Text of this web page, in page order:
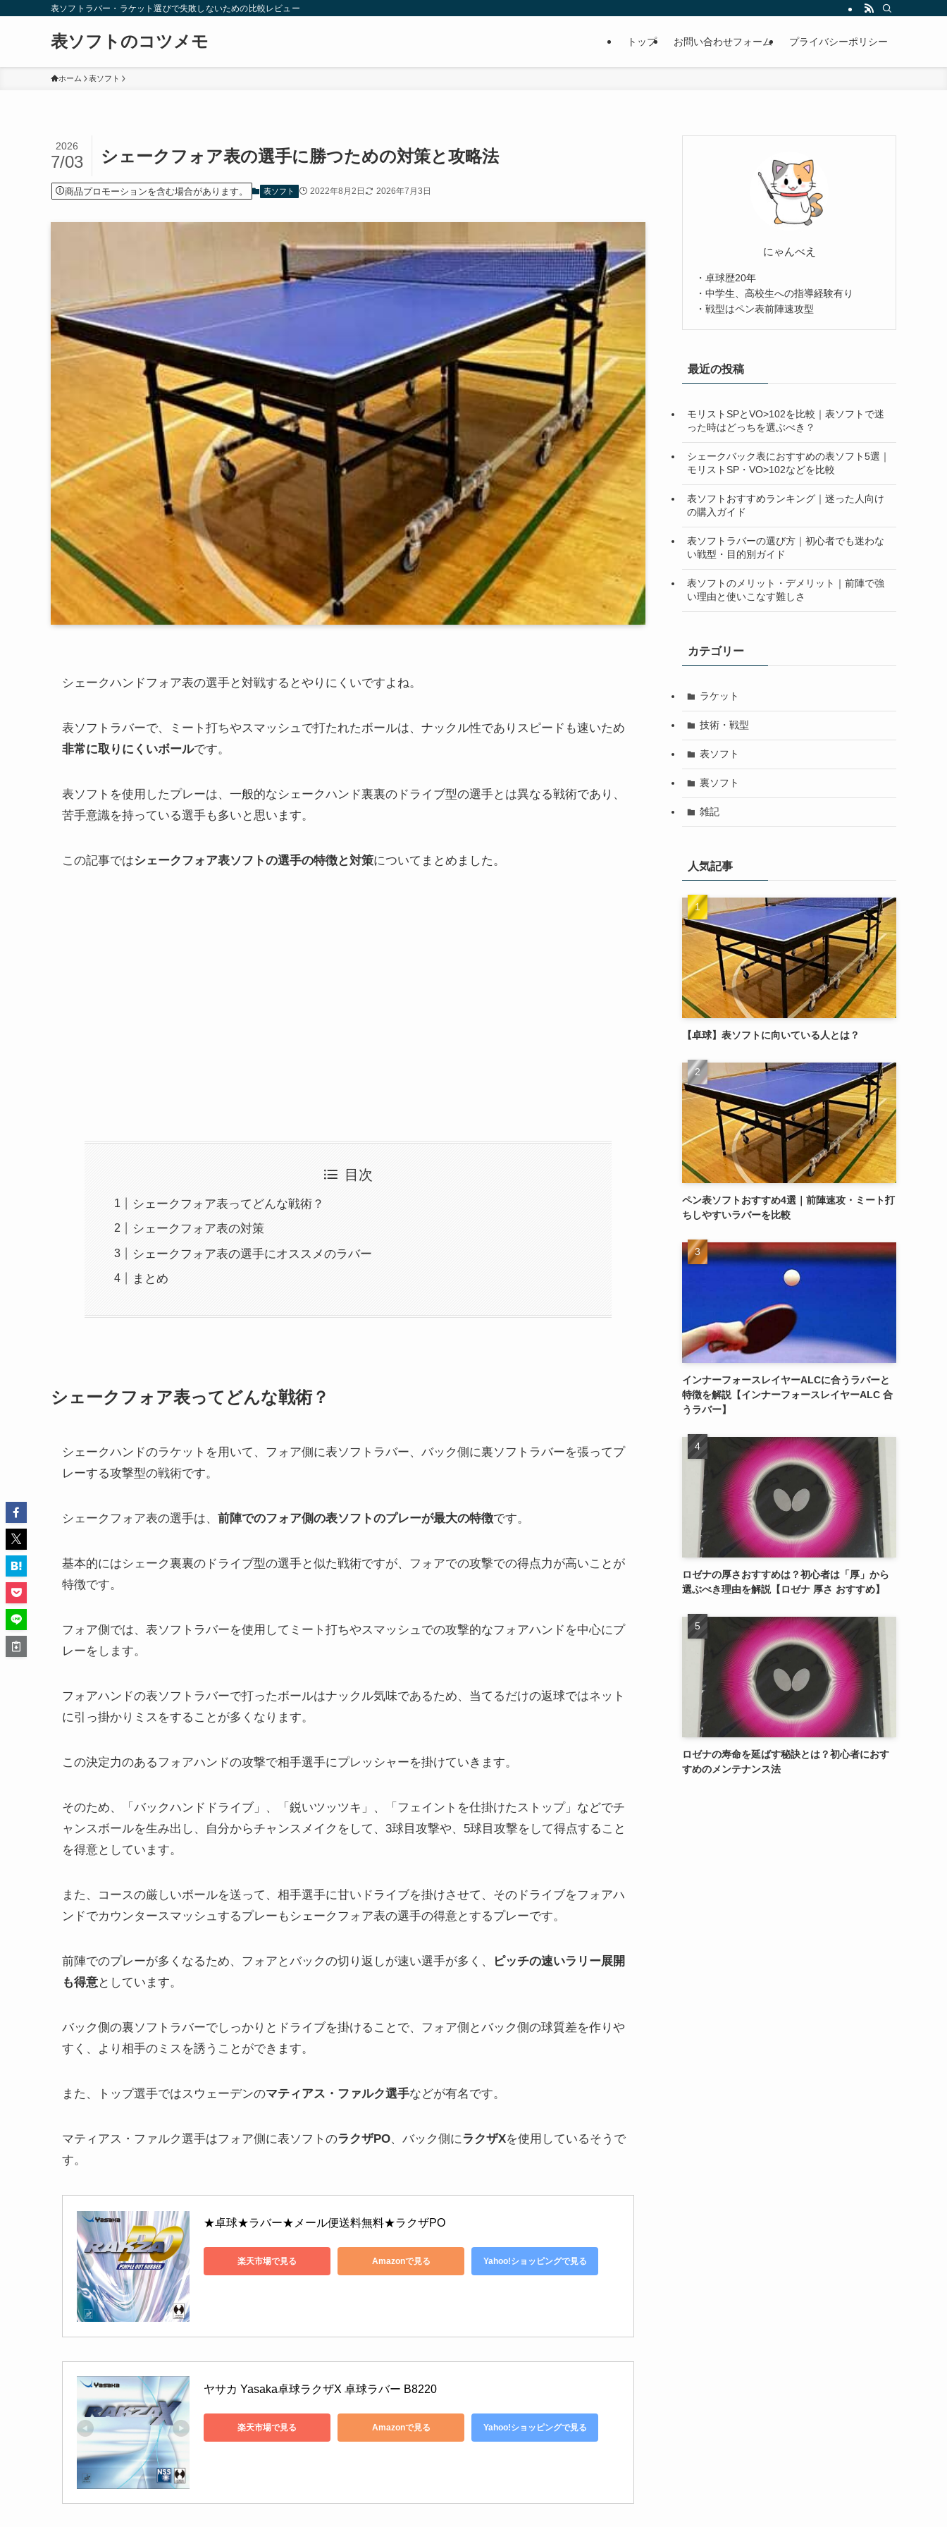
表ソフトラバー・ラケット選びで失敗しないための比較レビュー
表ソフトのコツメモ トップ お問い合わせフォーム プライバシーポリシー
ホーム 表ソフト
シェークフォア表の選手に勝つための対策と攻略法
2026
7/03
商品プロモーションを含む場合があります。 表ソフト 2022年8月2日 2026年7月3日
シェークハンドフォア表の選手と対戦するとやりにくいですよね。
表ソフトラバーで、ミート打ちやスマッシュで打たれたボールは、ナックル性でありスピードも速いため
非常に取りにくいボールです。
表ソフトを使用したプレーは、一般的なシェークハンド裏裏のドライブ型の選手とは異なる戦術であり、
苦手意識を持っている選手も多いと思います。
この記事ではシェークフォア表ソフトの選手の特徴と対策についてまとめました。
目次
シェークフォア表ってどんな戦術？
シェークフォア表の対策
シェークフォア表の選手にオススメのラバー
まとめ
シェークフォア表ってどんな戦術？
シェークハンドのラケットを用いて、フォア側に表ソフトラバー、バック側に裏ソフトラバーを張ってプ
レーする攻撃型の戦術です。
シェークフォア表の選手は、 前陣でのフォア側の表ソフトのプレーが最大の特徴です。
基本的にはシェーク裏裏のドライブ型の選手と似た戦術ですが、 フォアでの攻撃での得点力が高いことが
特徴です。
フォア側では、表ソフトラバーを使用してミート打ちやスマッシュでの攻撃的なフォアハンドを中心にプ
レーをします。
フォアハンドの表ソフトラバーで打ったボールはナックル気味であるため、当てるだけの返球ではネット
に引っ掛かりミスをすることが多くなります。
この決定力のあるフォアハンドの攻撃で相手選手にプレッシャーを掛けていきます。
そのため、「バックハンドドライブ」、「鋭いツッツキ」、「フェイントを仕掛けたストップ」などでチ
ャンスボールを生み出し、
自分からチャンスメイクをして、3球目攻撃や、5球目攻撃をして得点する こと
を得意としています。
また、コースの厳しいボールを送って、相手選手に甘いドライブを掛けさせて、その ドライブをフォアハ
ンドでカウンタースマッシュするプレーもシェークフォア表の選手の得意とするプレーです。
前陣でのプレーが多くなるため、フォアとバックの切り返しが速い選手が多く、
ピッチの速いラリー展開
も得意としています。
バック側の裏ソフトラバーでしっかりとドライブを掛けることで、 フォア側とバック側の球質差を作りや
すく、より相手のミスを誘うことができます。
また、トップ選手ではスウェーデンのマティアス・ファルク選手などが有名です。
マティアス・ファルク選手はフォア側に表ソフトのラクザPO、バック側にラクザXを使用しているそうで
す。
★卓球★ラバー★メール便送料無料★ラクザPO
楽天市場で見る Amazonで見る Yahoo!ショッピングで見る
ヤサカ Yasaka卓球ラクザX 卓球ラバー B8220
楽天市場で見る Amazonで見る Yahoo!ショッピングで見る
にゃんべえ
・卓球歴20年
・中学生、高校生への指導経験有り
・戦型はペン表前陣速攻型
最近の投稿
モリストSPとVO>102を比較｜表ソフトで迷
った時はどっちを選ぶべき？
シェークバック表におすすめの表ソフト5選｜
モリストSP・VO>102などを比較
表ソフトおすすめランキング｜迷った人向け
の購入ガイド
表ソフトラバーの選び方｜初心者でも迷わな
い戦型・目的別ガイド
表ソフトのメリット・デメリット｜前陣で強
い理由と使いこなす難しさ
カテゴリー
ラケット
技術・戦型
表ソフト
裏ソフト
雑記
人気記事
【卓球】表ソフトに向いている人とは？
ペン表ソフトおすすめ4選｜前陣速攻・ミート打
ちしやすいラバーを比較
インナーフォースレイヤーALCに合うラバーと
特徴を解説【インナーフォースレイヤーALC 合
うラバー】
ロゼナの厚さおすすめは？初心者は「厚」から
選ぶべき理由を解説【ロゼナ 厚さ おすすめ】
ロゼナの寿命を延ばす秘訣とは？初心者におす
すめのメンテナンス法